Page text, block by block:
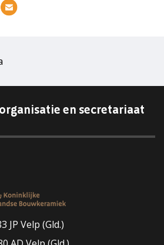
en secretariaat
JP Velp (Gld.)